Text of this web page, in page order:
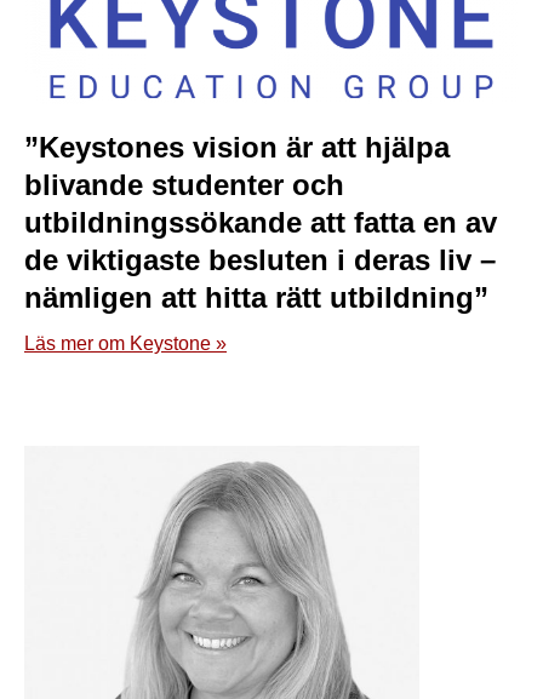
”Keystones vision är att hjälpa
blivande studenter och
utbildningssökande att fatta en av
de viktigaste besluten i deras liv –
nämligen att hitta rätt utbildning”
Läs mer om Keystone »